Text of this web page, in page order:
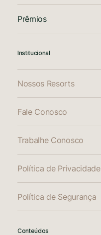
Prêmios
Institucional
Nossos Resorts
Fale Conosco
Trabalhe Conosco
Política de Privacidade
Política de Segurança
Conteúdos